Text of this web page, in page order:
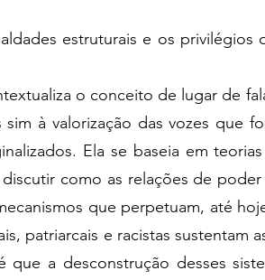
estruturais e os
o conceito de lugar de
à valorização das vozes que
Ela se baseia em
como as relações de
que perpetuam, até
patriarcais e racistas sustentam
que a desconstrução desses